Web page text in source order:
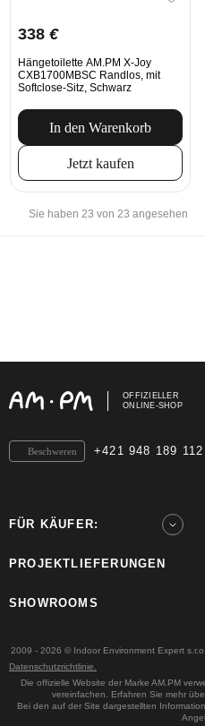
338 €
Hängetoilette AM.PM X-Joy
CXB1700MBSC Randlos, mit
Softclose-Sitz, Schwarz
In den Warenkorb
Jetzt kaufen
Sie haben 23 von 23 angesehen
OFFIZIELLER
ONLINE-SHOP
+421 948 189
Beschweren
FÜR KÄUFER:
PROJEKTLIEFERUNGEN
SHOWROOMS
2009 - 2026 © Indoor Environment Expert
Datenschutzrichtlinie.
Die offizielle Website der Marke AM.PM
vereinfachen. Erfahren Sie mehr
Bei den auf der Site dargestellten